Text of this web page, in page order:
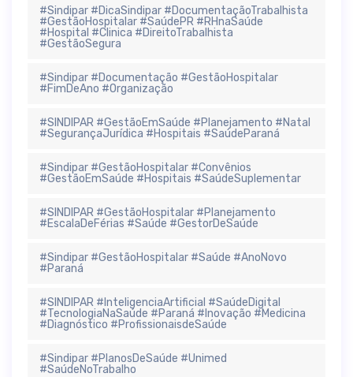
#Sindipar #DicaSindipar #DocumentaçãoTrabalhista
#GestãoHospitalar #SaúdePR #RHnaSaúde
#Hospital #Clinica #DireitoTrabalhista
#GestãoSegura
#Sindipar #Documentação #GestãoHospitalar
#FimDeAno #Organização
#SINDIPAR #GestãoEmSaúde #Planejamento #Natal
#SegurançaJurídica #Hospitais #SaúdeParaná
#Sindipar #GestãoHospitalar #Convênios
#GestãoEmSaúde #Hospitais #SaúdeSuplementar
#SINDIPAR #GestãoHospitalar #Planejamento
#EscalaDeFérias #Saúde #GestorDeSaúde
#Sindipar #GestãoHospitalar #Saúde #AnoNovo
#Paraná
#SINDIPAR #InteligenciaArtificial #SaúdeDigital
#TecnologiaNaSaúde #Paraná #Inovação #Medicina
#Diagnóstico #ProfissionaisdeSaúde
#Sindipar #PlanosDeSaúde #Unimed
#SaúdeNoTrabalho